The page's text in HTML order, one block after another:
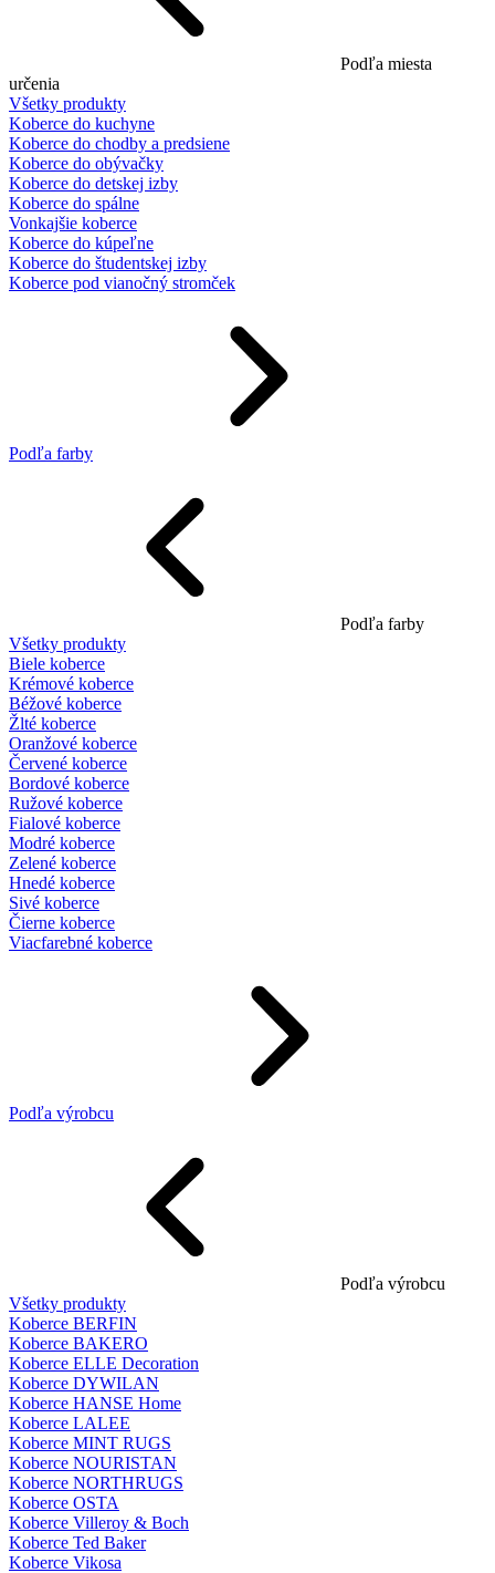
Podľa miesta
určenia
Všetky produkty
Koberce do kuchyne
Koberce do chodby a predsiene
Koberce do obývačky
Koberce do detskej izby
Koberce do spálne
Vonkajšie koberce
Koberce do kúpeľne
Koberce do študentskej izby
Koberce pod vianočný stromček
Podľa farby
Podľa farby
Všetky produkty
Biele koberce
Krémové koberce
Béžové koberce
Žlté koberce
Oranžové koberce
Červené koberce
Bordové koberce
Ružové koberce
Fialové koberce
Modré koberce
Zelené koberce
Hnedé koberce
Sivé koberce
Čierne koberce
Viacfarebné koberce
Podľa výrobcu
Podľa výrobcu
Všetky produkty
Koberce BERFIN
Koberce BAKERO
Koberce ELLE Decoration
Koberce DYWILAN
Koberce HANSE Home
Koberce LALEE
Koberce MINT RUGS
Koberce NOURISTAN
Koberce NORTHRUGS
Koberce OSTA
Koberce Villeroy & Boch
Koberce Ted Baker
Koberce Vikosa